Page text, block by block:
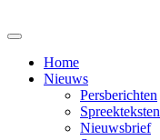
Home
Nieuws
Persberichten
Spreekteksten
Nieuwsbrief